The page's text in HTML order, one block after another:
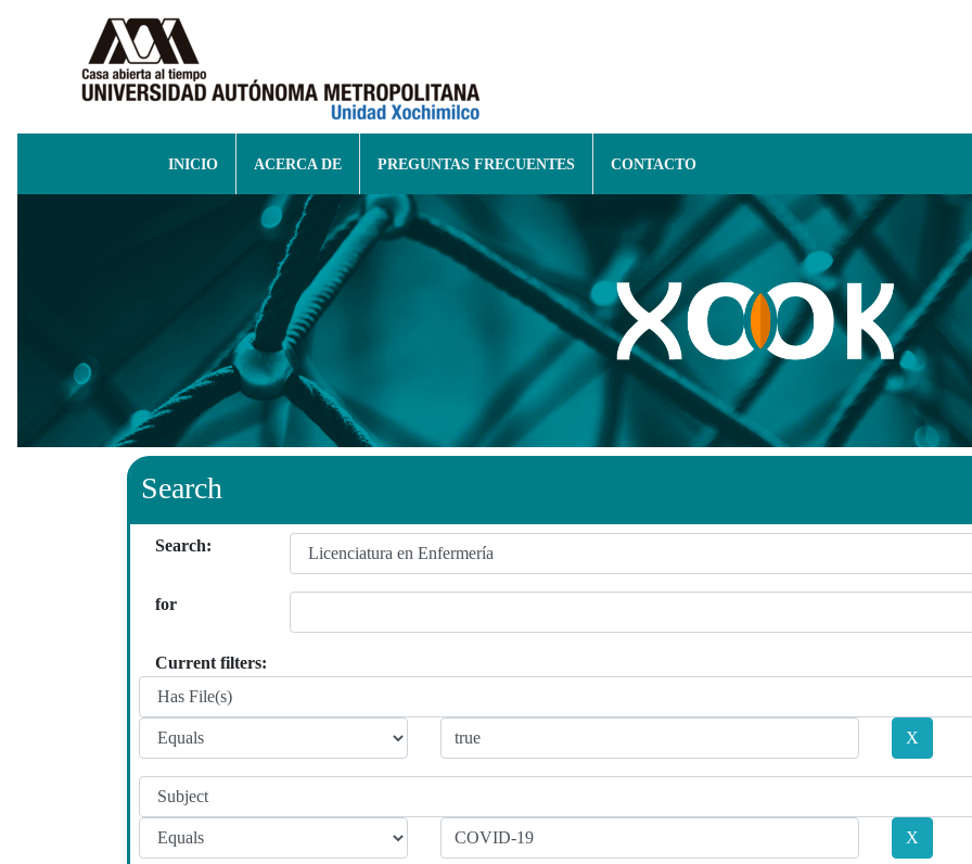
INICIO ACERCA DE PREGUNTAS FRECUENTES CONTACTO
Search
Search:
for
Current filters: